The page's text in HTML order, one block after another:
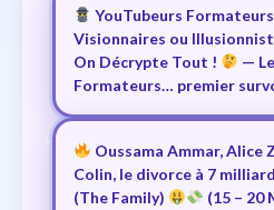
YouTubeurs
Visionnaires ou
On Décrypte Tout !
—
Formateurs… premier
Oussama Ammar, Alice
Colin, le divorce à 7
(The Family)
(15 – 20